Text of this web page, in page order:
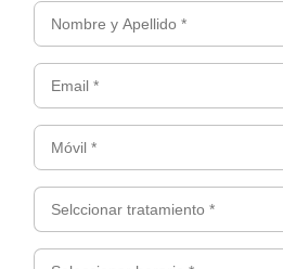
Nombre
y
apellidos
*
(Obligatorio)
*
(Obligatorio)
*
(Obligatorio)
tratamiento
*